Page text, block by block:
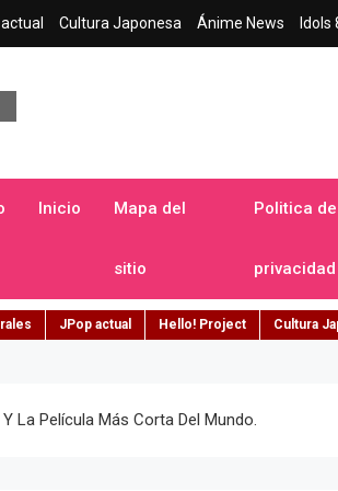
Cultura Japonesa Ánime News Idols
Inicio Mapa del
sitio
Politica de
privacidad
JPop actual Hello! Project Cultura
La Película Más Corta Del Mundo.